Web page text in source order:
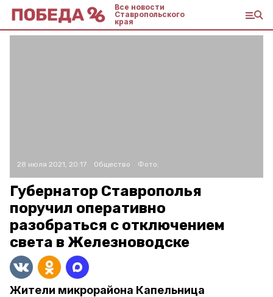
Все новости
Ставропольского
края
28 июля 2021, 20:17 Общество Фото:
Губернатор Ставрополья
поручил оперативно
разобраться с отключением
света в Железноводске
Жители микрорайона Капельница